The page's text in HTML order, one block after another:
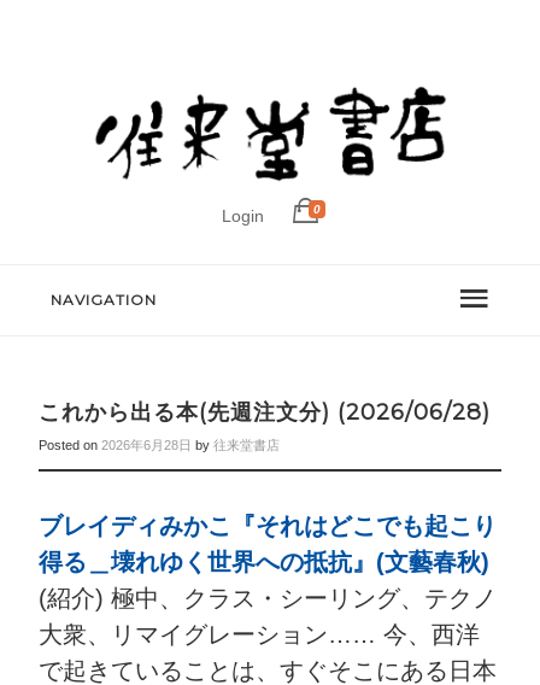
Login 0
NAVIGATION
これから出る本(先週注文分) (2026/06/28)
Posted on2026年6月28日 by往来堂書店
ブレイディみかこ『それはどこでも起こり
得る＿壊れゆく世界への抵抗』(文藝春秋)
(紹介) 極中、クラス・シーリング、テクノ
大衆、リマイグレーション…… 今、西洋
で起きていることは、すぐそこにある日本